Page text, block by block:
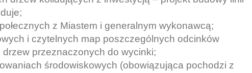
z Miastem i generalnym wykonawcą;
i czytelnych map poszczególnych odcinków
przeznaczonych do wycinki;
środowiskowych (obowiązująca pochodzi z